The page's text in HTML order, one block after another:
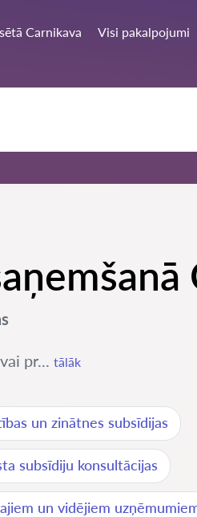
Carnikava Visi pakalpojumi
pr... tālāk
un zinātnes subsīdijas
subsīdiju konsultācijas
un vidējiem